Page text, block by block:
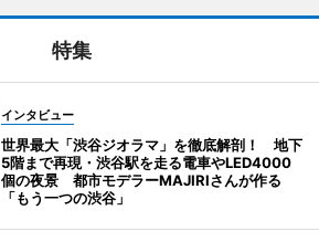
特集
インタビュー
世界最大「渋谷ジオラマ」を徹底解剖！ 地下
5階まで再現・渋谷駅を走る電車やLED4000
個の夜景 都市モデラーMAJIRIさんが作る
「もう一つの渋谷」